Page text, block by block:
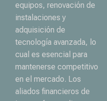
equipos, renovación de
instalaciones y
adquisición de
tecnología avanzada, lo
cual es esencial para
mantenerse competitivo
en el mercado. Los
aliados financieros de